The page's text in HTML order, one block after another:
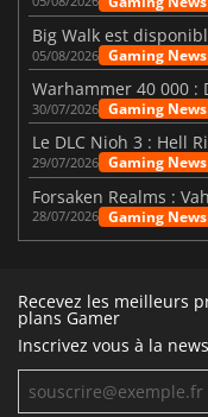
05/08/2026 Gaming News
30/07/2026 Gaming News
29/07/2026 Gaming News
28/07/2026 Gaming News
Recevez les meilleurs
plans Gamer
Inscrivez vous à la